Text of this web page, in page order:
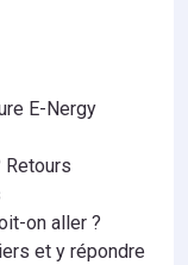
E-Nergy
Retours
on aller ?
et y répondre